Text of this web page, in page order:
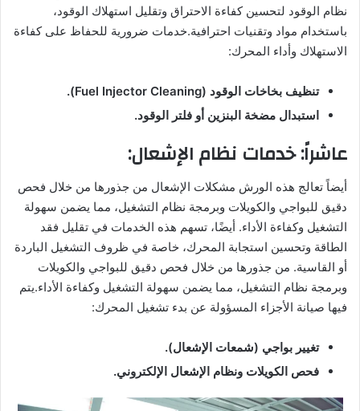
نظام الوقود لتحسين كفاءة الاحتراق وتقليل استهلاك الوقود،
باستخدام مواد وتقنيات احترافية.خدمات ضرورية للحفاظ على كفاءة
الاستهلاك وأداء المحرك:
تنظيف بخاخات الوقود (Fuel Injector Cleaning).
استبدال مضخة البنزين أو فلتر الوقود.
عاشراً: خدمات نظام الإشعال:
أيضاً تعالج هذه الورش مشكلات الإشعال من جذورها من خلال فحص
دقيق للبواجي والكويلات وبرمجة نظام التشغيل، مما يضمن سهولة
التشغيل وكفاءة الأداء. أيضًا، تسهم هذه الخدمات في تقليل فقد
الطاقة وتحسين استجابة المحرك، خاصة في ظروف التشغيل الباردة
أو القاسية. من جذورها من خلال فحص دقيق للبواجي والكويلات
وبرمجة نظام التشغيل، مما يضمن سهولة التشغيل وكفاءة الأداء.يتم
فيها صيانة الأجزاء المسؤولة عن بدء تشغيل المحرك:
تغيير بواجي (شمعات الإشعال).
فحص الكويلات ونظام الإشعال الإلكتروني.